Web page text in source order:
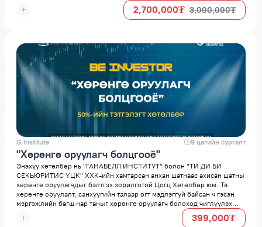
ганцаарчилсан ярилцлага хийж, онолын мэдлэгээ амьдрал дээр
хэрэгжүүлэх боломж.
2,700,000₮ 3,000,000₮
G.Institute 9 цагийн сургалт
"Хөрөнгө оруулагч болцгооё"
Энэхүү хөтөлбөр нь "ГАНАБЕЛЛ ИНСТИТУТ" болон "ТИ ДИ БИ
СЕКЬЮРИТИС ҮЦК" ХХК-ийн хамтарсан анхан шатнаас ахисан шатны
хөрөнгө оруулагчдыг бэлтгэх зорилготой Цогц Хөтөлбөр юм. Та
хөрөнгө оруулалт, санхүүгийн талаар огт мэдлэггүй байсан ч гэсэн
мэргэжлийн багш нар таныг хөрөнгө оруулагч болоход чиглүүлэх
болно. Нийт зургаан долоо хоногийн хугацаанд мөнгөний сэтгэлгээ,
санхүүгийн төлөвлөлт, хөрөнгө оруулах боломжууд, хөрөнгө
399,000₮